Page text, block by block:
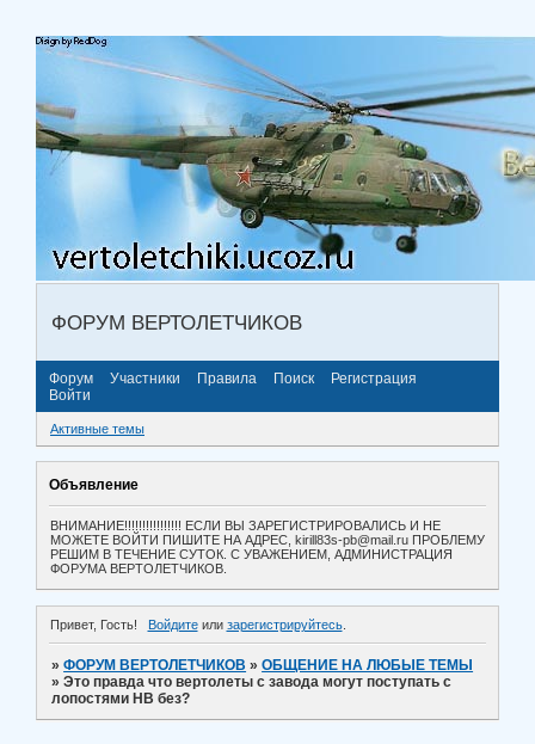
ФОРУМ ВЕРТОЛЕТЧИКОВ
Форум Участники Правила Поиск
Регистрация
Войти
Активные темы
Объявление
ВНИМАНИЕ!!!!!!!!!!!!!!!! ЕСЛИ ВЫ ЗАРЕГИСТРИРОВАЛИСЬ И НЕ
МОЖЕТЕ ВОЙТИ ПИШИТЕ НА АДРЕС, kirill83s-pb@mail.ru ПРОБЛЕМУ
РЕШИМ В ТЕЧЕНИЕ СУТОК. С УВАЖЕНИЕМ, АДМИНИСТРАЦИЯ
ФОРУМА ВЕРТОЛЕТЧИКОВ.
Привет, Гость! Войдитеили зарегистрируйтесь.
»ФОРУМ ВЕРТОЛЕТЧИКОВ »ОБЩЕНИЕ НА ЛЮБЫЕ ТЕМЫ
»Это правда что вертолеты с завода могут поступать с
лопостями НВ без?